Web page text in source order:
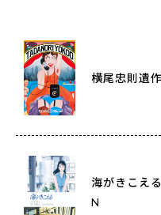
横尾忠則遺
海がきこえ
N